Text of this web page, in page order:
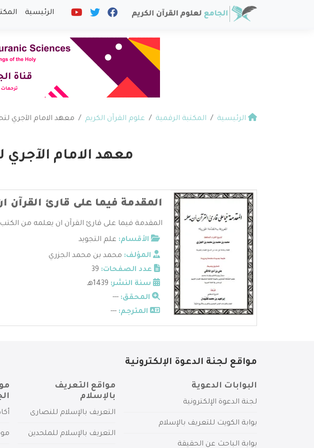
الرئيسية
الرئيسية المكتبة الرقمية علوم القرآن الكريم معهد الامام الآجري
معهد الامام الآجري
المقدمة فيما على قارئ القرآن
المقدمة فيما على قارئ القرآن ان يعلمه من
الأقسام: علم التجويد
المؤلف: محمد بن محمد الجزري
عدد الصفحات:
سنة النشر:
المحقق: ---
المترجم: ---
مواقع لجنة الدعوة الإلكترونية
البوابات الدعوية
لجنة الدعوة الإلكترونية
بوابة الكويت للتعريف بالإسلام
بوابة الباحث عن الحقيقة
مواقع التعريف
بالإسلام
التعريف بالإسلام للنصارى
التعريف بالإسلام للملحدين